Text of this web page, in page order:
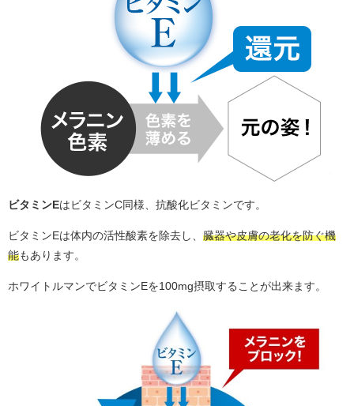
ビタミンEはビタミンC同様、抗酸化ビタミンです。
ビタミンEは体内の活性酸素を除去し、 臓器や皮膚の老化を防ぐ機
能もあります。
ホワイトルマンでビタミンEを100mg摂取することが出来ます。